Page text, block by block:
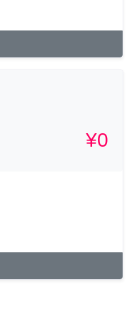
¥0